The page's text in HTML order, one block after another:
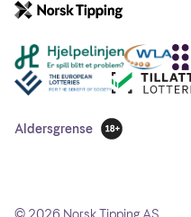
Andre lenker
Aldersgrense
18 år